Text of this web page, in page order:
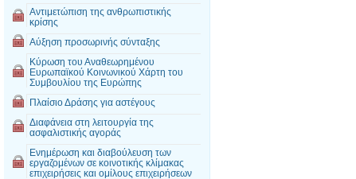
Αντιμετώπιση της ανθρωπιστικής
κρίσης
Αύξηση προσωρινής σύνταξης
Κύρωση του Αναθεωρημένου
Ευρωπαϊκού Κοινωνικού Χάρτη του
Συμβουλίου της Ευρώπης
Πλαίσιο Δράσης για αστέγους
Διαφάνεια στη λειτουργία της
ασφαλιστικής αγοράς
Ενημέρωση και διαβούλευση των
εργαζομένων σε κοινοτικής κλίμακας
επιχειρήσεις και ομίλους επιχειρήσεων